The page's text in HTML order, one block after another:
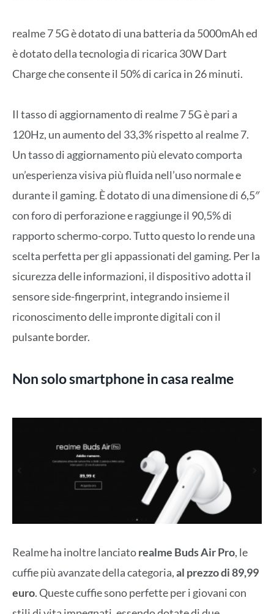
realme 7 5G è dotato di una batteria da 5000mAh ed
è dotato della tecnologia di ricarica 30W Dart
Charge che consente il 50% di carica in 26 minuti.
Il tasso di aggiornamento di realme 7 5G è pari a
120Hz, un aumento del 33,3% rispetto al realme 7.
Un tasso di aggiornamento più elevato comporta
un’esperienza visiva più fluida nell’uso normale e
durante il gaming. È dotato di una dimensione di 6,5″
con foro di perforazione e raggiunge il 90,5% di
rapporto schermo-corpo. Tutto questo lo rende una
scelta perfetta per gli appassionati del gaming. Per la
sicurezza delle informazioni, il dispositivo adotta il
sensore side-fingerprint, integrando insieme il
riconoscimento delle impronte digitali con il
pulsante border.
Non solo smartphone in casa realme
Realme ha inoltre lanciatorealme Buds Air Pro, le
cuffie più avanzate della categoria,al prezzo di 89,99
euro. Queste cuffie sono perfette per i giovani con